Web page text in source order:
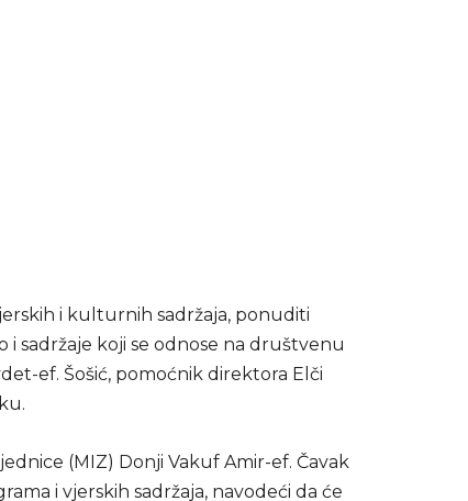
i kulturnih sadržaja, ponuditi
i sadržaje koji se odnose na društvenu
ef. Šošić, pomoćnik direktora Elči
(MIZ) Donji Vakuf Amir-ef. Čavak
i vjerskih sadržaja, navodeći da će